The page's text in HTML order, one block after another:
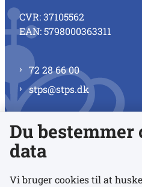
CVR: 37105562
EAN: 5798000363311
72 28 66 00
stps@stps.dk
Se alle kontaktnumre
Du bestemmer
data
Vi bruger cookies til at